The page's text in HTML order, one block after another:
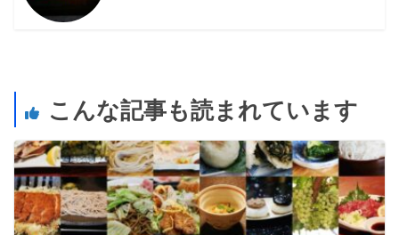
こんな記事も読まれています